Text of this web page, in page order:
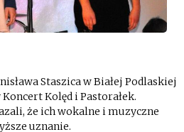
Staszica w Białej Podlaskiej
Kolęd i Pastorałek.
że ich wokalne i muzyczne
uznanie.